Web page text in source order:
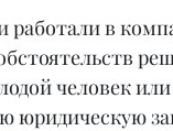
работали в
человек или
юридическую